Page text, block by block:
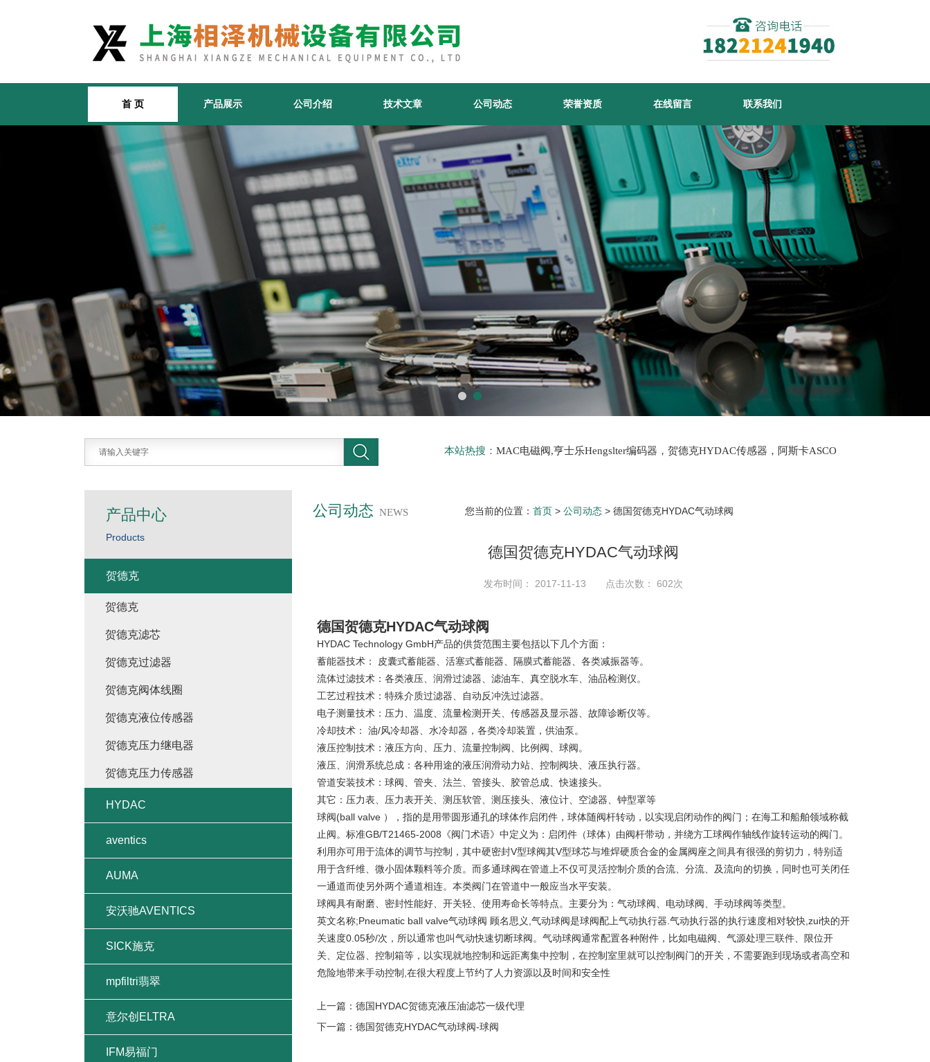
首 页 产品展示 公司介绍 技术文章 公司动态 荣誉资质 在线留言 联系我们
本站热搜： MAC电磁阀,亨士乐Hengslter编码器，贺德克HYDAC传感器，阿斯卡ASCO
公司动态 NEWS 您当前的位置： 首页 > 公司动态 > 德国贺德克HYDAC气动球阀
德国贺德克HYDAC气动球阀
发布时间： 2017-11-13 点击次数： 602次
德国贺德克HYDAC气动球阀
HYDAC Technology GmbH产品的供货范围主要包括以下几个方面：
蓄能器技术： 皮囊式蓄能器、活塞式蓄能器、隔膜式蓄能器、各类减振器等。
流体过滤技术：各类液压、润滑过滤器、滤油车、真空脱水车、油品检测仪。
工艺过程技术：特殊介质过滤器、自动反冲洗过滤器。
电子测量技术：压力、温度、流量检测开关、传感器及显示器、故障诊断仪等。
冷却技术： 油/风冷却器、水冷却器，各类冷却装置，供油泵。
液压控制技术：液压方向、压力、流量控制阀、比例阀、球阀。
液压、润滑系统总成：各种用途的液压润滑动力站、控制阀块、液压执行器。
管道安装技术：球阀、管夹、法兰、管接头、胶管总成、快速接头。
其它：压力表、压力表开关、测压软管、测压接头、液位计、空滤器、钟型罩等
球阀(ball valve ），指的是用带圆形通孔的球体作启闭件，球体随阀杆转动，以实现启闭动作的阀门；在海工和船舶领域称截
止阀。标准GB/T21465-2008《阀门术语》中定义为：启闭件（球体）由阀杆带动，并绕方工球阀作轴线作旋转运动的阀门。
利用亦可用于流体的调节与控制，其中硬密封V型球阀其V型球芯与堆焊硬质合金的金属阀座之间具有很强的剪切力，特别适
用于含纤维、微小固体颗料等介质。而多通球阀在管道上不仅可灵活控制介质的合流、分流、及流向的切换，同时也可关闭任
一通道而使另外两个通道相连。本类阀门在管道中一般应当水平安装。
球阀具有耐磨、密封性能好、开关轻、使用寿命长等特点。主要分为：气动球阀、电动球阀、手动球阀等类型。
英文名称;Pneumatic ball valve气动球阀 顾名思义,气动球阀是球阀配上气动执行器.气动执行器的执行速度相对较快,zui快的开
关速度0.05秒/次，所以通常也叫气动快速切断球阀。气动球阀通常配置各种附件，比如电磁阀、气源处理三联件、限位开
关、定位器、控制箱等，以实现就地控制和远距离集中控制，在控制室里就可以控制阀门的开关，不需要跑到现场或者高空和
危险地带来手动控制,在很大程度上节约了人力资源以及时间和安全性
上一篇： 德国HYDAC贺德克液压油滤芯一级代理
下一篇： 德国贺德克HYDAC气动球阀-球阀
产品中心
Products
贺德克
贺德克
贺德克滤芯
贺德克过滤器
贺德克阀体线圈
贺德克液位传感器
贺德克压力继电器
贺德克压力传感器
HYDAC
aventics
AUMA
安沃驰AVENTICS
SICK施克
mpfiltri翡翠
意尔创ELTRA
IFM易福门